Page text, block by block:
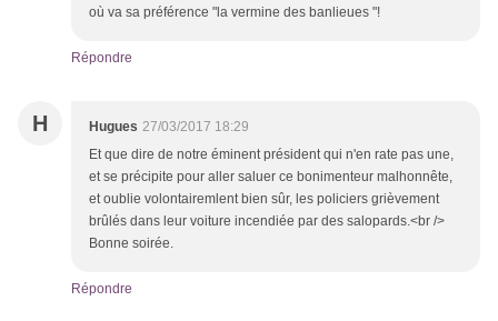
où va sa préférence "la vermine des banlieues "!
Répondre
H Hugues 27/03/2017 18:29
Et que dire de notre éminent président qui n'en rate pas une,
et se précipite pour aller saluer ce bonimenteur malhonnête,
et oublie volontairemlent bien sûr, les policiers grièvement
brûlés dans leur voiture incendiée par des salopards.<br />
Bonne soirée.
Répondre